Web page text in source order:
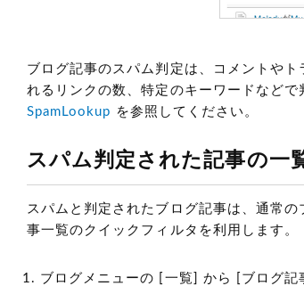
ブログ記事のスパム判定は、コメントや
れるリンクの数、特定のキーワードなど
SpamLookup を参照してください。
スパム判定された記事の一
スパムと判定されたブログ記事は、通常
事一覧のクイックフィルタを利用します。
ブログメニューの [一覧] から [ブログ記